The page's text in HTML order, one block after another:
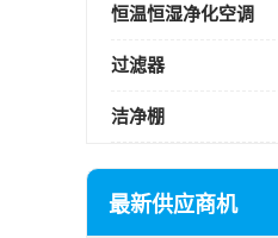
恒温恒湿净化空调
过滤器
洁净棚
最新供应商机